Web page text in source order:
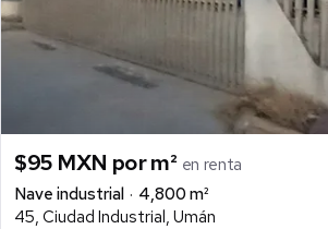
$95 MXN por m² en renta
Nave industrial
4,800 m²
45, Ciudad Industrial, Umán